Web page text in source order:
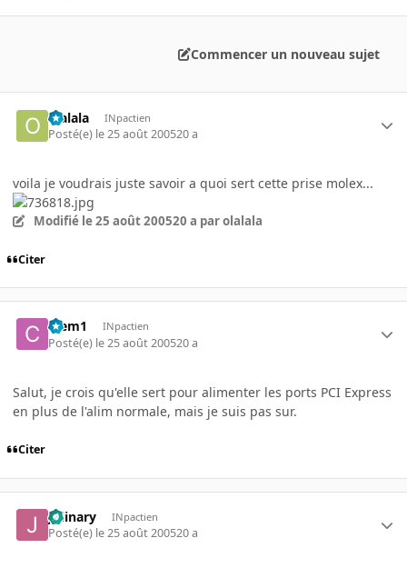
Commencer un nouveau sujet
olalala INpactien
Posté(e) le 25 août 200520 a
voila je voudrais juste savoir a quoi sert cette prise molex...
Modifié le 25 août 200520 a par olalala
Citer
Clem1 INpactien
Posté(e) le 25 août 200520 a
Salut, je crois qu'elle sert pour alimenter les ports PCI Express
en plus de l'alim normale, mais je suis pas sur.
Citer
Jolinary INpactien
Posté(e) le 25 août 200520 a